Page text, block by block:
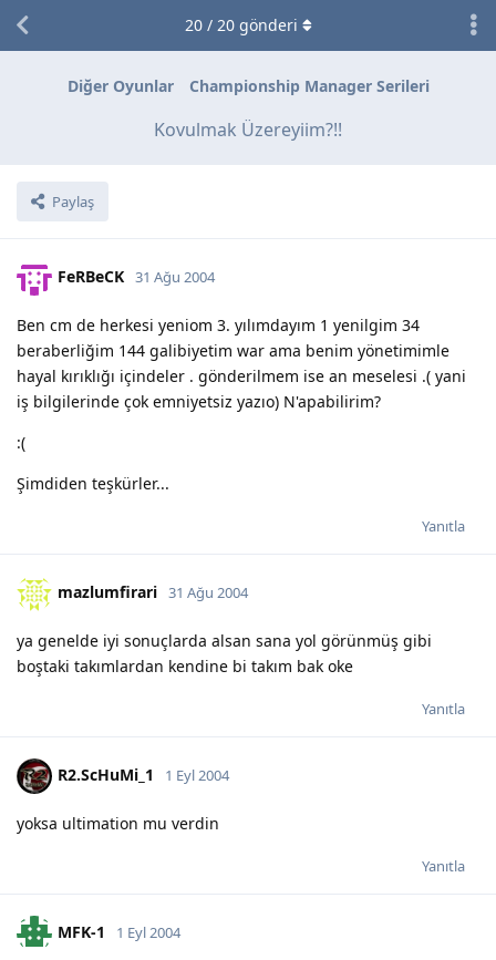
Diğer Oyunlar Championship Manager Serileri
Kovulmak Üzereyiim?!!
Paylaş
20/ 20gönderi
FeRBeCK 31 Ağu 2004
Ben cm de herkesi yeniom 3. yılımdayım 1 yenilgim 34
beraberliğim 144 galibiyetim war ama benim yönetimimle
hayal kırıklığı içindeler . gönderilmem ise an meselesi .( yani
iş bilgilerinde çok emniyetsiz yazıo) N'apabilirim?
:(
Şimdiden teşkürler...
Yanıtla
mazlumfirari 31 Ağu 2004
ya genelde iyi sonuçlarda alsan sana yol görünmüş gibi
boştaki takımlardan kendine bi takım bak oke
Yanıtla
R2.ScHuMi_1 1 Eyl 2004
yoksa ultimation mu verdin
Yanıtla
MFK-1 1 Eyl 2004